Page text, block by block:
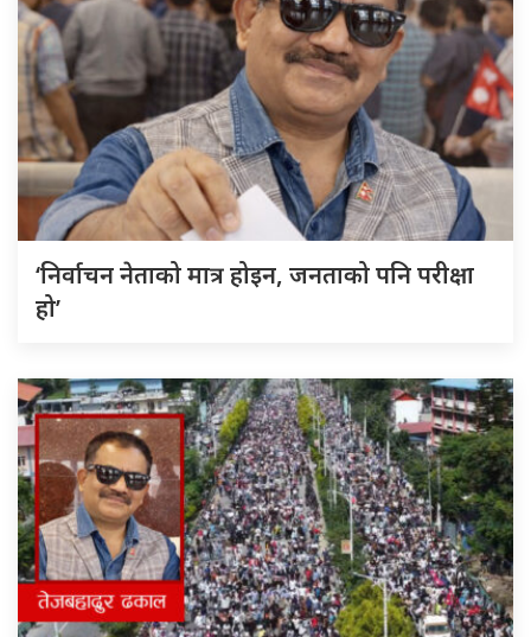
‘निर्वाचन नेताको मात्र होइन, जनताको पनि परीक्षा
हो’